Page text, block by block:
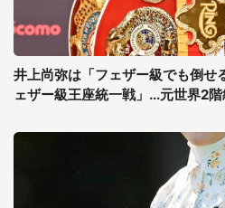
井上尚弥は「フェザー級でも倒せ
ェザー級王座統一戦」...元世界2